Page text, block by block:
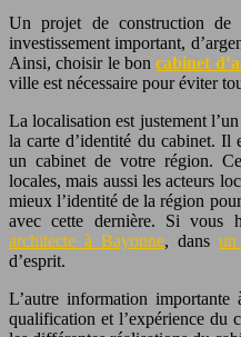
Un projet de construction
investissement important,
Ainsi, choisir le boncabinet
ville est nécessaire pour éviter
La localisation est justement
la carte d’identité du cabinet. Il
un cabinet de votre région.
locales, mais aussi les acteurs
mieux l’identité de la région
avec cette dernière. Si vous
architecte à Bayonne, dans un
d’esprit.
L’autre information importante
qualification et l’expérience du